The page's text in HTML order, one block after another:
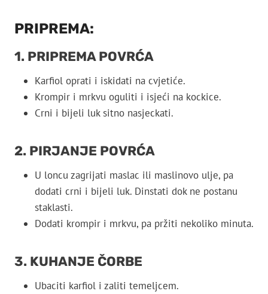
PRIPREMA:
1. PRIPREMA POVRĆA
Karfiol oprati i iskidati na cvjetiće.
Krompir i mrkvu oguliti i isjeći na kockice.
Crni i bijeli luk sitno nasjeckati.
2. PIRJANJE POVRĆA
U loncu zagrijati maslac ili maslinovo ulje, pa
dodati crni i bijeli luk. Dinstati dok ne postanu
staklasti.
Dodati krompir i mrkvu, pa pržiti nekoliko minuta.
3. KUHANJE ČORBE
Ubaciti karfiol i zaliti temeljcem.